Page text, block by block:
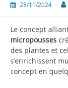
28/11/2024
Le concept
micropousses
des plantes et
s’enrichissent
concept en